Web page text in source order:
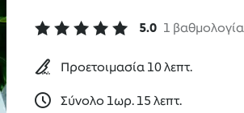
5.0 1 βαθμολογία
Προετοιμασία 10 λεπτ.
Σύνολο 1ωρ. 15 λεπτ.